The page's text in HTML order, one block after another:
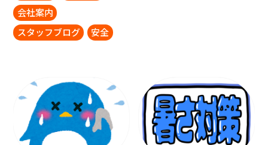
会社案内
スタッフブログ
安全